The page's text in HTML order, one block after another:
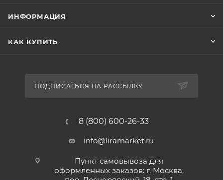
ИНФОРМАЦИЯ
КАК КУПИТЬ
ПОДПИСАТЬСЯ НА РАССЫЛКУ
8 (800) 600-26-33
info@liramarket.ru
Пункт самовывоза для
оформленных заказов: г. Москва,